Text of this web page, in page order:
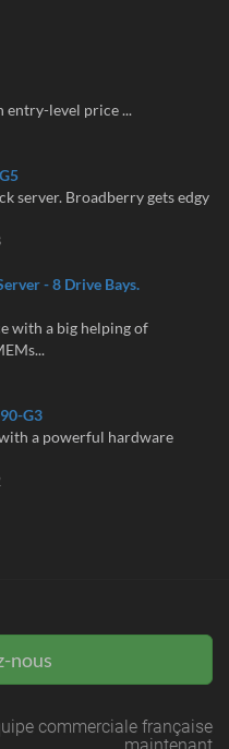
entry-level price ...
server. Broadberry gets edgy
- 8 Drive Bays.
with a big helping of
G3
a powerful hardware
nous
commerciale française